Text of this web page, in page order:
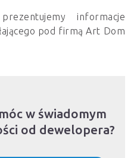
informacje
pod firmą Art Dom
w świadomym
od dewelopera?